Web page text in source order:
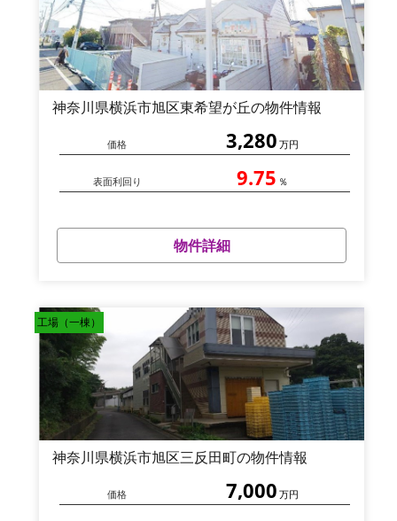
神奈川県横浜市旭区東希望が丘の物件情報
価格 3,280 万円
表面利回り 9.75 ％
物件詳細
工場（一棟）
神奈川県横浜市旭区三反田町の物件情報
価格 7,000 万円